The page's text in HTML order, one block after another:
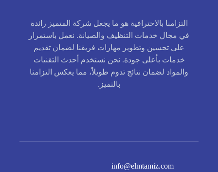
التزامنا بالاحترافية هو ما يجعل شركة المتميز رائدة
في مجال خدمات التنظيف والصيانة. نعمل باستمرار
على تحسين وتطوير مهارات فريقنا لضمان تقديم
خدمات بأعلى جودة. نحن نستخدم أحدث التقنيات
والمواد لضمان نتائج تدوم طويلاً، مما يعكس التزامنا
بالتميز.
info@elmtamiz.com